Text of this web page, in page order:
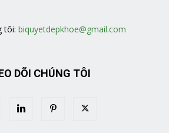
tôi: biquyetdepkhoe@gmail.com
DÕI CHÚNG TÔI